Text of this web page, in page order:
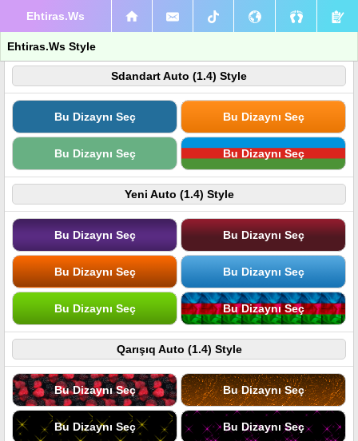
Ehtiras.Ws
Ehtiras.Ws Style
Sdandart Auto (1.4) Style
Bu Dizaynı Seç Bu Dizaynı Seç
Bu Dizaynı Seç Bu Dizaynı Seç
Yeni Auto (1.4) Style
Bu Dizaynı Seç Bu Dizaynı Seç
Bu Dizaynı Seç Bu Dizaynı Seç
Bu Dizaynı Seç Bu Dizaynı Seç
Qarışıq Auto (1.4) Style
Bu Dizaynı Seç Bu Dizaynı Seç
Bu Dizaynı Seç Bu Dizaynı Seç